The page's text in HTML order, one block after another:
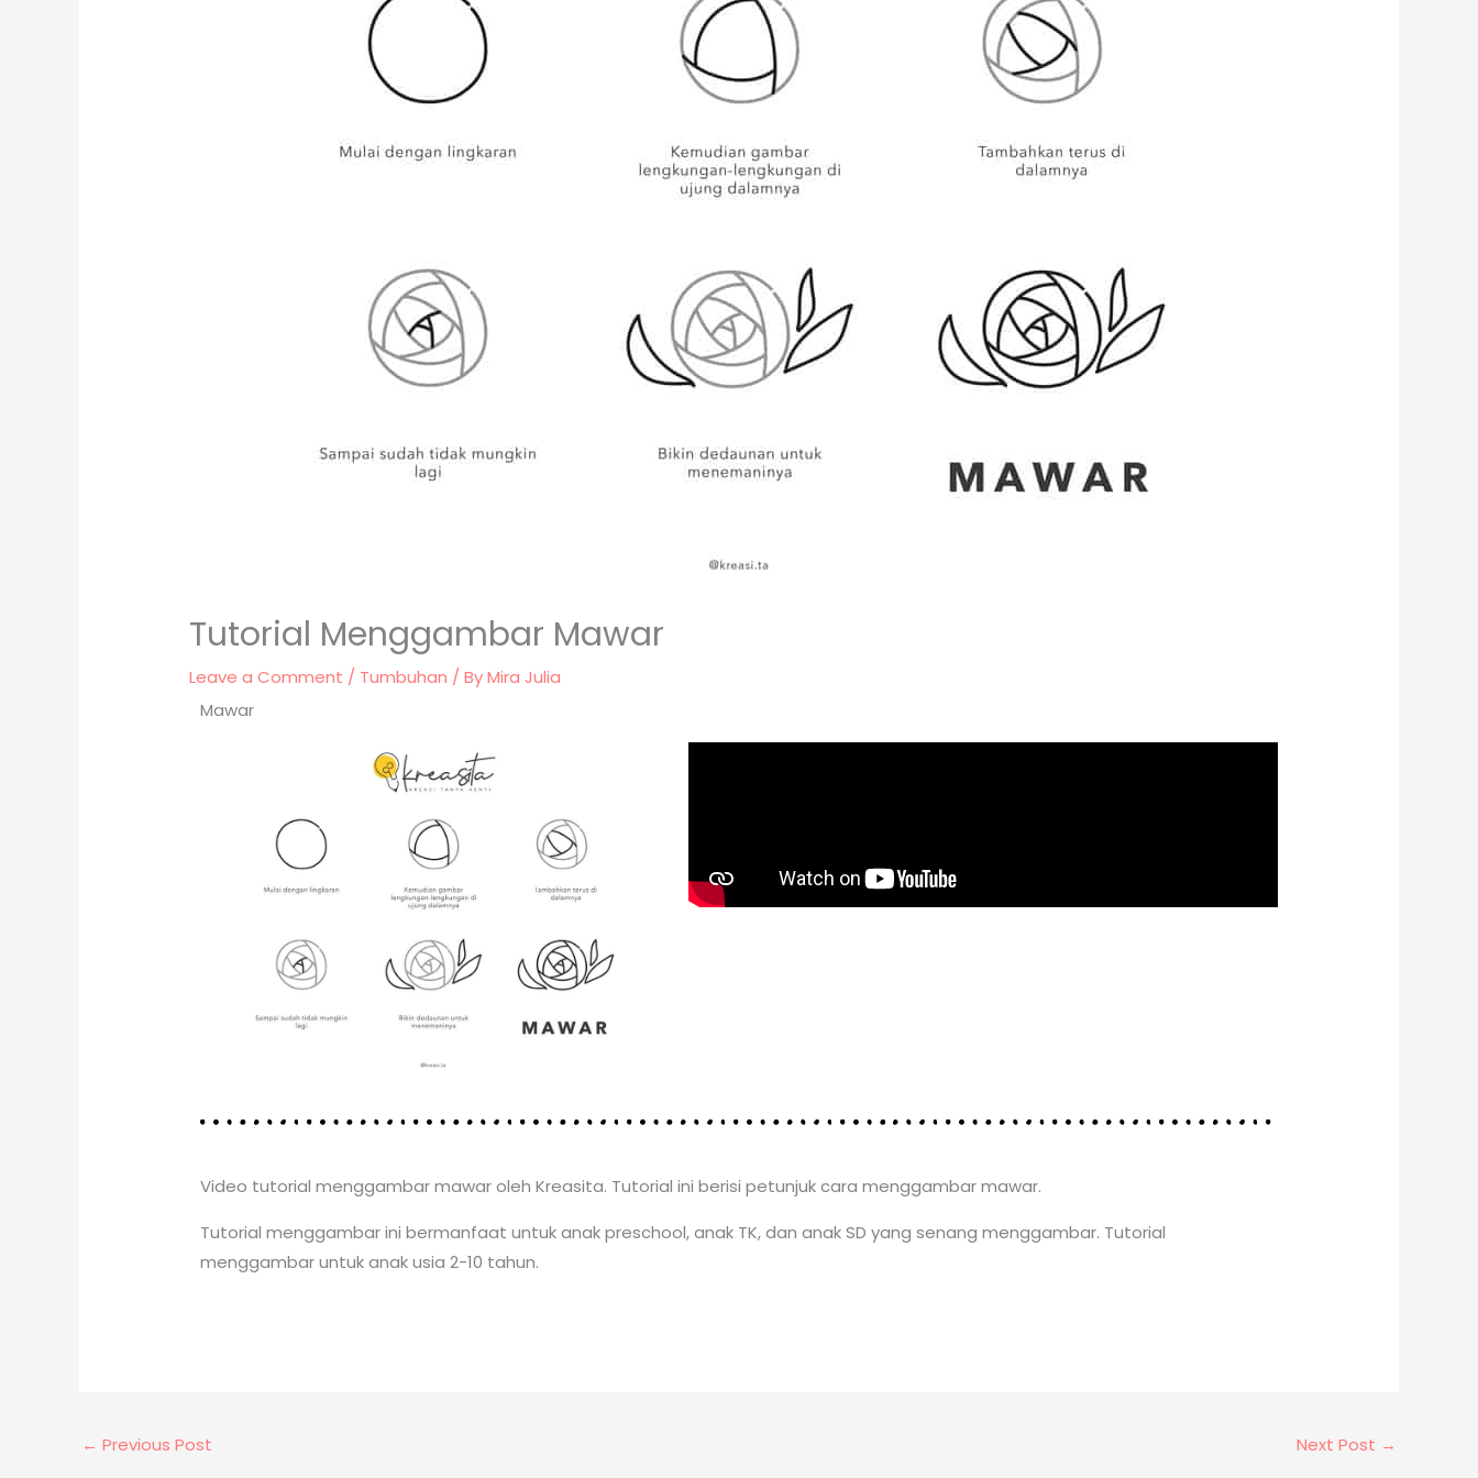
Tutorial Menggambar Mawar
Leave a Comment / Tumbuhan / ByMira Julia
Mawar
Video tutorial menggambar mawar oleh Kreasita. Tutorial ini berisi petunjuk cara menggambar mawar.
Tutorial menggambar ini bermanfaat untuk anak preschool, anak TK, dan anak SD yang senang menggambar. Tutorial
menggambar untuk anak usia 2-10 tahun.
← Previous Post Next Post →